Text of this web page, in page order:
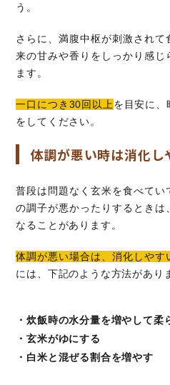
う。
さらに、満腹中枢が刺激されて
来の甘みや香りをしっかり感じ
ます。
一口につき30回以上 を目安に、
をしてください。
体調が悪い時は消化し
普段は問題なく玄米を食べて
の調子が悪かったりするときは
なることがあります。
体調が悪い場合は、消化しやす
には、下記のような方法があり
・炊飯時の水分量を増やして柔
・玄米がゆにする
・白米と混ぜる割合を増やす